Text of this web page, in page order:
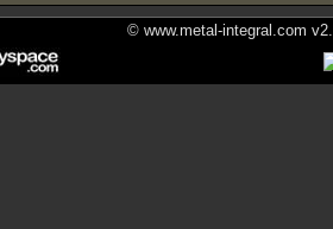
© www.metal-integral.com